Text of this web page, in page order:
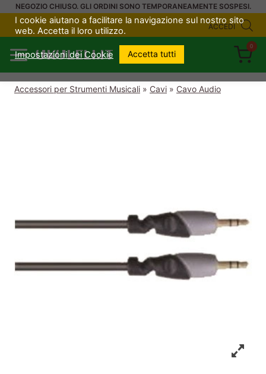
SaltaNEGOZIO CHIUSO. GLI ORDINI SONO TEMPORANEAMENTE SOSPESI.
ACCEDI
UKULELI.IT
0
Accessori per Strumenti Musicali » Cavi » Cavo Audio
I cookie aiutano a facilitare la navigazione sul nostro sito
web. Accetta il loro utilizzo.
Impostazioni dei Cookie Accetta tutti